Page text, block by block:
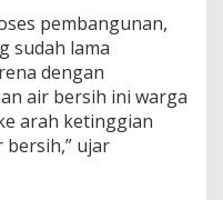
u
m
b
r
A
i
pembangunan,
sudah lama
dengan
air bersih ini warga
arah ketinggian
ujar